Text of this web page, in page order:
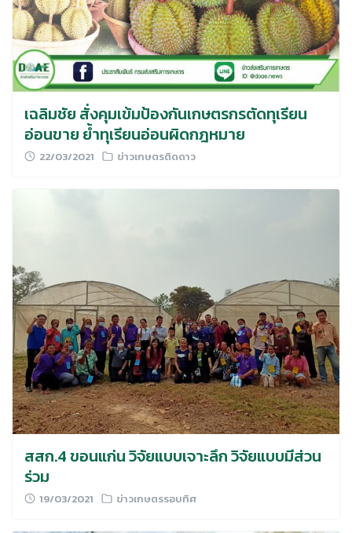
เฉลิมชัย สั่งคุมเข้มป้องกันเกษตรกรตัดทุเรียน
อ่อนขาย ย้ำทุเรียนอ่อนผิดกฎหมาย
22/03/2021 ข่าวเกษตรติดดาว
สสก.4 ขอนแก่น วิจัยแบบเจาะลึก วิจัยแบบมีส่วน
ร่วม
19/03/2021 ข่าวเกษตรรอบทิศ